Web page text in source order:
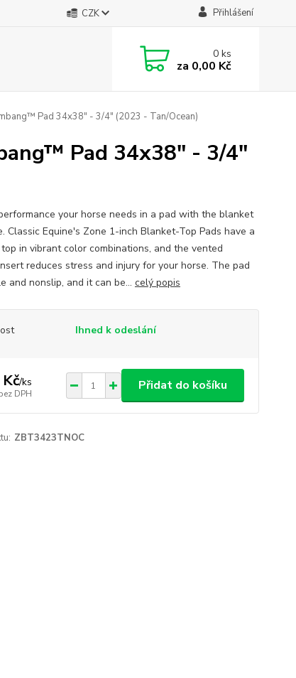
CZK Přihlášení
0ks
za 0,00 Kč
Pad 34x38" - 3/4" (2023 - Tan/Ocean)
Pad 34x38" - 3/4"
your horse needs in a pad with the blanket
Classic Equine's Zone 1-inch Blanket-Top Pads have a
in vibrant color combinations, and the vented
reduces stress and injury for your horse. The pad
and nonslip, and it can be... celý popis
Ihned k odeslání
/ks
DPH
Přidat do košíku
ZBT3423TNOC